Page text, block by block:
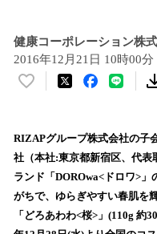
健康コーポレーション株
2016年12月21日 10時00分
い
！
数
を
読
込
RIZAPグループ株式会社の子
社（本社:東京都新宿区、代表
ランド「DOROwa<ドロワ>
がちで、ゆらぎやすい春肌を
「どろあわわ<桜>」(110g 約